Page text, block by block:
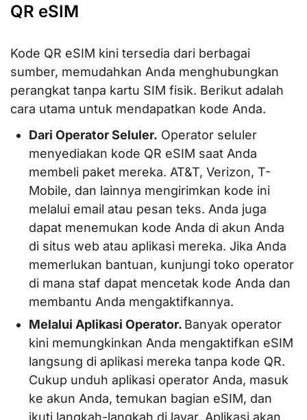
QR eSIM
Kode QR eSIM kini tersedia dari berbagai
sumber, memudahkan Anda menghubungkan
perangkat tanpa kartu SIM fisik. Berikut adalah
cara utama untuk mendapatkan kode Anda.
Dari Operator Seluler. Operator seluler
menyediakan kode QR eSIM saat Anda
membeli paket mereka. AT&T, Verizon, T-
Mobile, dan lainnya mengirimkan kode ini
melalui email atau pesan teks. Anda juga
dapat menemukan kode Anda di akun Anda
di situs web atau aplikasi mereka. Jika Anda
memerlukan bantuan, kunjungi toko operator
di mana staf dapat mencetak kode Anda dan
membantu Anda mengaktifkannya.
Melalui Aplikasi Operator. Banyak operator
kini memungkinkan Anda mengaktifkan eSIM
langsung di aplikasi mereka tanpa kode QR.
Cukup unduh aplikasi operator Anda, masuk
ke akun Anda, temukan bagian eSIM, dan
ikuti langkah-langkah di layar. Aplikasi akan